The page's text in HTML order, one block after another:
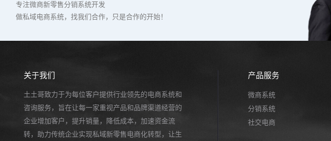
专注微商新零售分销系统开发
做私域电商系统，找我们合作，只是合作的开始！
关于我们
土土哥致力于为每位客户提供行业领先的电商系统和
咨询服务，旨在让每一家重视产品和品牌渠道经营的
企业增加客户，提升销量，降低成本，加速资金流
转，助力传统企业实现私域新零售电商化转型，让生
产品服务
微商系统
分销系统
社交电商